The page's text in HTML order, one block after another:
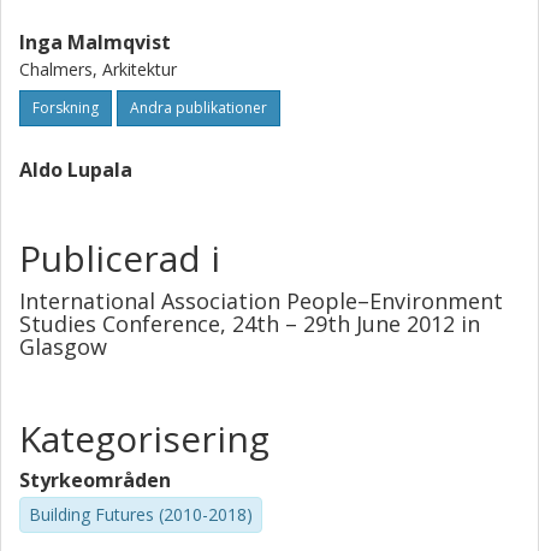
Inga Malmqvist
Chalmers, Arkitektur
Forskning Andra publikationer
Aldo Lupala
Publicerad i
International Association People–Environment
Studies Conference, 24th – 29th June 2012 in
Glasgow
Kategorisering
Styrkeområden
Building Futures (2010-2018)